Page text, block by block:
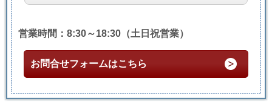
営業時間：8:30～18:30（土日祝営業）
お問合せフォームはこちら